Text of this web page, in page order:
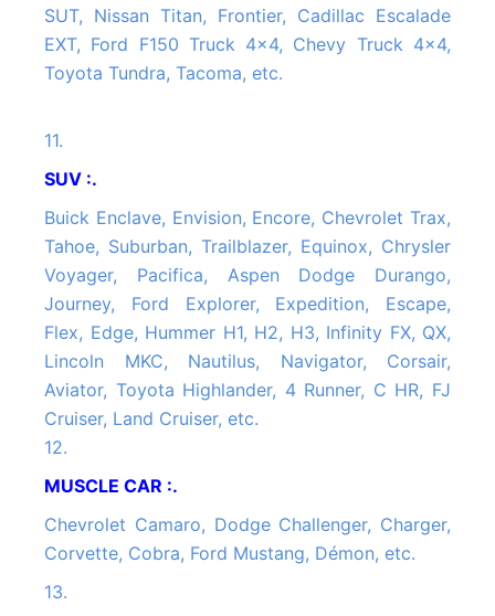
SUT, Nissan Titan, Frontier, Cadillac Escalade
EXT, Ford F150 Truck 4x4, Chevy Truck 4x4,
Toyota Tundra, Tacoma, etc.
11.
SUV :.
Buick Enclave, Envision, Encore, Chevrolet Trax,
Tahoe, Suburban, Trailblazer, Equinox, Chrysler
Voyager, Pacifica, Aspen Dodge Durango,
Journey, Ford Explorer, Expedition, Escape,
Flex, Edge, Hummer H1, H2, H3, Infinity FX, QX,
Lincoln MKC, Nautilus, Navigator, Corsair,
Aviator, Toyota Highlander, 4 Runner, C HR, FJ
Cruiser, Land Cruiser, etc.
12.
MUSCLE CAR :.
Chevrolet Camaro, Dodge Challenger, Charger,
Corvette, Cobra, Ford Mustang, Démon, etc.
13.